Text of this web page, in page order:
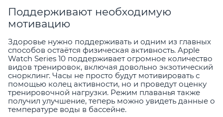
Поддерживают необходимую
мотивацию
Здоровье нужно поддерживать и одним из главных
способов остаётся физическая активность. Apple
Watch Series 10 поддерживает огромное количество
видов тренировок, включая довольно экзотический
снорклинг. Часы не просто будут мотивировать с
помощью колец активности, но и проведут оценку
тренировочной нагрузки. Режим плаванья также
получил улучшение, теперь можно увидеть данные о
температуре воды в бассейне.